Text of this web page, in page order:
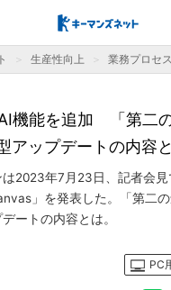
生産性向上 業務プロセ
機能を追加 「第二
アップデートの内容
は2023年7月23日、記者会
」を発表した。「第二
ートの内容とは。
PC